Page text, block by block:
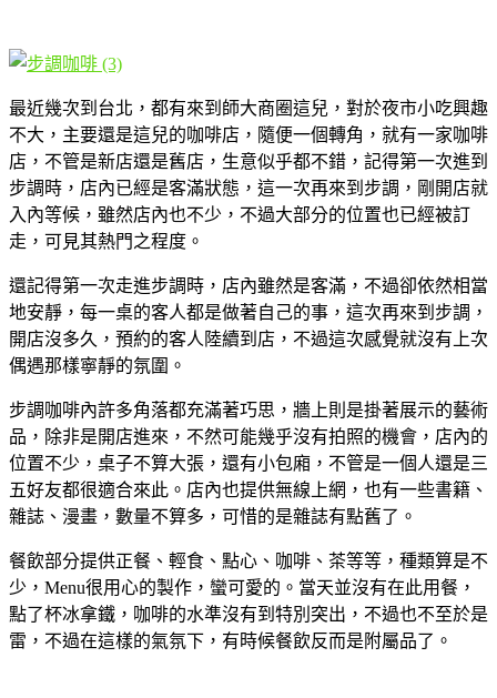
最近幾次到台北，都有來到師大商圈這兒，對於夜市小吃興趣
不大，主要還是這兒的咖啡店，隨便一個轉角，就有一家咖啡
店，不管是新店還是舊店，生意似乎都不錯，記得第一次進到
步調時，店內已經是客滿狀態，這一次再來到步調，剛開店就
入內等候，雖然店內也不少，不過大部分的位置也已經被訂
走，可見其熱門之程度。
還記得第一次走進步調時，店內雖然是客滿，不過卻依然相當
地安靜，每一桌的客人都是做著自己的事，這次再來到步調，
開店沒多久，預約的客人陸續到店，不過這次感覺就沒有上次
偶遇那樣寧靜的氛圍。
步調咖啡內許多角落都充滿著巧思，牆上則是掛著展示的藝術
品，除非是開店進來，不然可能幾乎沒有拍照的機會，店內的
位置不少，桌子不算大張，還有小包廂，不管是一個人還是三
五好友都很適合來此。店內也提供無線上網，也有一些書籍、
雜誌、漫畫，數量不算多，可惜的是雜誌有點舊了。
餐飲部分提供正餐、輕食、點心、咖啡、茶等等，種類算是不
少，Menu很用心的製作，蠻可愛的。當天並沒有在此用餐，
點了杯冰拿鐵，咖啡的水準沒有到特別突出，不過也不至於是
雷，不過在這樣的氣氛下，有時候餐飲反而是附屬品了。